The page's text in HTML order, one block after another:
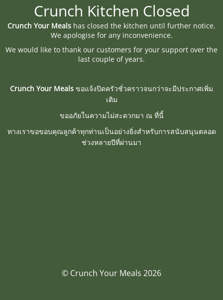
Crunch Kitchen Closed
Crunch Your Meals has closed the kitchen until further notice.
We apologise for any inconvenience.
We would like to thank our customers for your support over the
last couple of years.
Crunch Your Meals ขอแจ้งปิดครัวชั่วคราวจนกว่าจะมีประกาศเพิ่ม
เติม
ขออภัยในความไม่สะดวกมา ณ ที่นี้
ทางเราขอขอบคุณลูกค้าทุกท่านเป็นอย่างยิ่งสำหรับการสนับสนุนตลอด
ช่วงหลายปีที่ผ่านมา
© Crunch Your Meals 2026